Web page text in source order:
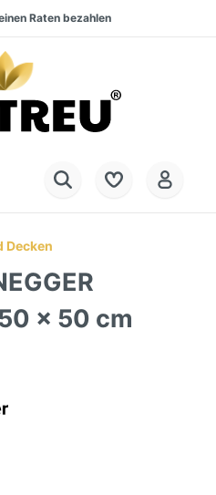
Raten bezahlen
nach DE, AT & NL
+49 (0) 28 32 - 408 990 0
Warenverfügbarkeit
online einkaufen
Decken
x 50 cm